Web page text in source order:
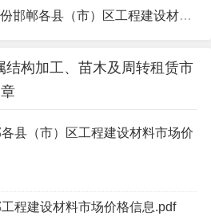
各县（市）区工程建设材料市场价格.pdf
结构加工、苗木及周转租赁市
县（市）区工程建设材料市场价
程建设材料市场价格信息.pdf